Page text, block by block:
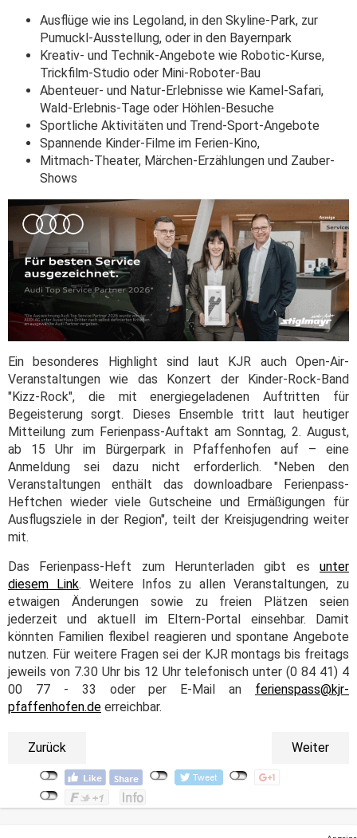
Ausflüge wie ins Legoland, in den Skyline-Park, zur
Pumuckl-Ausstellung, oder in den Bayernpark
Kreativ- und Technik-Angebote wie Robotic-Kurse,
Trickfilm-Studio oder Mini-Roboter-Bau
Abenteuer- und Natur-Erlebnisse wie Kamel-Safari,
Wald-Erlebnis-Tage oder Höhlen-Besuche
Sportliche Aktivitäten und Trend-Sport-Angebote
Spannende Kinder-Filme im Ferien-Kino,
Mitmach-Theater, Märchen-Erzählungen und Zauber-
Shows
Ein besonderes Highlight sind laut KJR auch Open-Air-
Veranstaltungen wie das Konzert der Kinder-Rock-Band
"Kizz-Rock", die mit energiegeladenen Auftritten für
Begeisterung sorgt. Dieses Ensemble tritt laut heutiger
Mitteilung zum Ferienpass-Auftakt am Sonntag, 2. August,
ab 15 Uhr im Bürgerpark in Pfaffenhofen auf – eine
Anmeldung sei dazu nicht erforderlich. "Neben den
Veranstaltungen enthält das downloadbare Ferienpass-
Heftchen wieder viele Gutscheine und Ermäßigungen für
Ausflugsziele in der Region", teilt der Kreisjugendring weiter
mit.
Das Ferienpass-Heft zum Herunterladen gibt es unter
diesem Link. Weitere Infos zu allen Veranstaltungen, zu
etwaigen Änderungen sowie zu freien Plätzen seien
jederzeit und aktuell im Eltern-Portal einsehbar. Damit
könnten Familien flexibel reagieren und spontane Angebote
nutzen. Für weitere Fragen sei der KJR montags bis freitags
jeweils von 7.30 Uhr bis 12 Uhr telefonisch unter (0 84 41) 4
00 77 - 33 oder per E-Mail an ferienspass@kjr-
pfaffenhofen.de erreichbar.
Zurück Weiter